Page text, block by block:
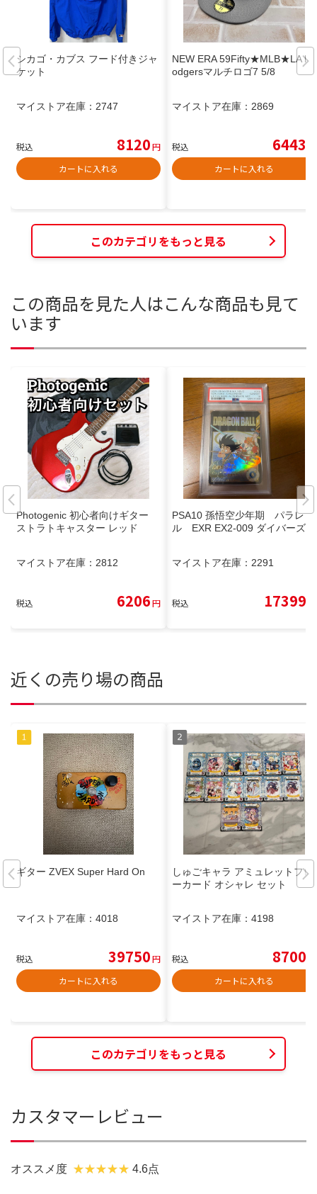
シカゴ・カブス フード付きジャ
ケット
マイストア在庫： 2747
税込 8120円
カートに入れる
NEW ERA 59Fifty★MLB★LA D
odgersマルチロゴ7 5/8
マイストア在庫： 2869
税込 6443
カートに入れる
このカテゴリをもっと見る
この商品を見た人はこんな商品も見て
います
Photogenic 初心者向けギター
ストラトキャスター レッド
マイストア在庫： 2812
税込 6206円
PSA10 孫悟空少年期 パラレ
ル EXR EX2-009 ダイバーズ
マイストア在庫： 2291
税込 17399
近くの売り場の商品
ギター ZVEX Super Hard On
マイストア在庫： 4018
税込 39750円
カートに入れる
しゅごキャラ アミュレットフロ
ーカード オシャレ セット
マイストア在庫： 4198
税込 8700
カートに入れる
このカテゴリをもっと見る
カスタマーレビュー
オススメ度 4.6点